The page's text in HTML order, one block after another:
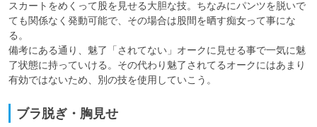
スカートをめくって股を見せる大胆な技。ちなみにパンツを脱いで
ても関係なく発動可能で、その場合は股間を晒す痴女って事にな
る。
備考にある通り、魅了「されてない」オークに見せる事で一気に魅
了状態に持っていける。その代わり魅了されてるオークにはあまり
有効ではないため、別の技を使用していこう。
ブラ脱ぎ・胸見せ